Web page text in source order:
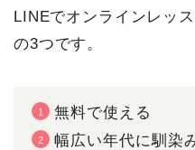
LINEでオンラインレッ
の3つです。
無料で使える
幅広い年代に馴染